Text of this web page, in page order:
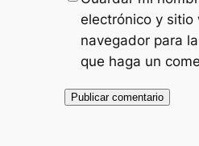
electrónico y sitio
navegador para
que haga un